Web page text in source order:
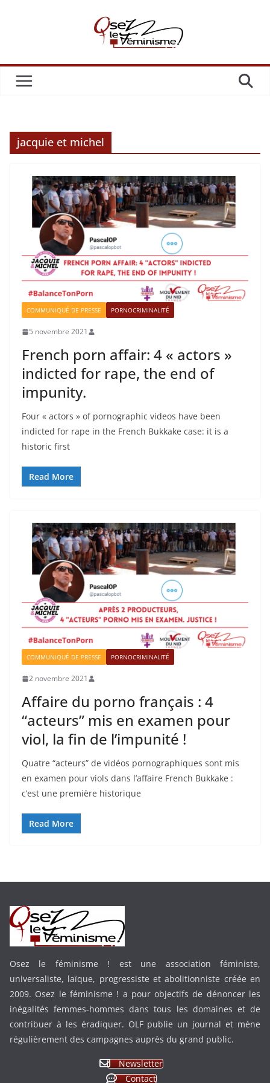
jacquie et michel
COMMUNIQUÉ DE PRESSE PORNOCRIMINALITÉ
5 novembre 2021
French porn affair: 4 « actors »
indicted for rape, the end of
impunity.
Four « actors » of pornographic videos have been
indicted for rape in the French Bukkake case: it is a
historic first
Read More
COMMUNIQUÉ DE PRESSE PORNOCRIMINALITÉ
2 novembre 2021
Affaire du porno français : 4
“acteurs” mis en examen pour
viol, la fin de l’impunité !
Quatre “acteurs” de vidéos pornographiques sont mis
en examen pour viols dans l’affaire French Bukkake :
c’est une première historique
Read More
Osez le féminisme ! est une association féministe,
universaliste, laïque, progressiste et abolitionniste créée en
2009. Osez le féminisme ! a pour objectifs de dénoncer les
inégalités femmes-hommes dans tous les domaines et de
contribuer à les éradiquer. OLF publie un journal et mène
régulièrement des campagnes auprès du grand public.
Newsletter
Contact